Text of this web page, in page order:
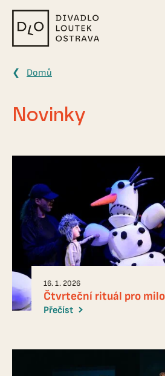
Divadlo
loutek
Domů
Novinky
16. 1. 2026
Čtvrteční rituál pro
Přečíst